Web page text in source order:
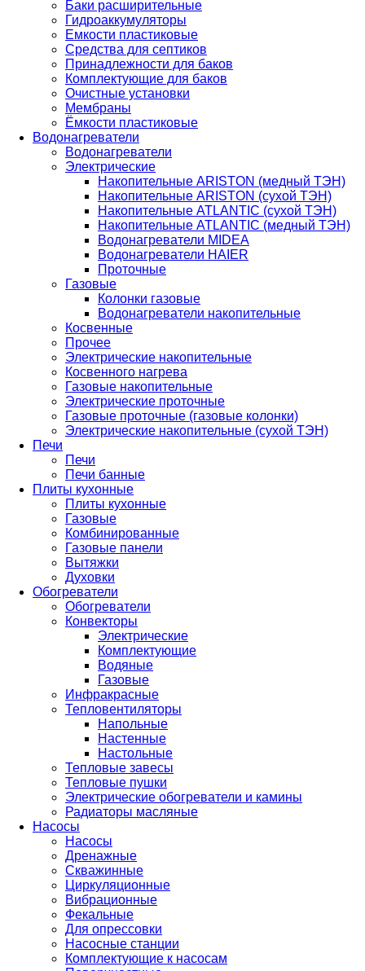
Баки расширительные
Гидроаккумуляторы
Емкости пластиковые
Средства для септиков
Принадлежности для баков
Комплектующие для баков
Очистные установки
Мембраны
Ёмкости пластиковые
Водонагреватели
Водонагреватели
Электрические
Накопительные ARISTON (медный ТЭН)
Накопительные ARISTON (сухой ТЭН)
Накопительные ATLANTIC (сухой ТЭН)
Накопительные ATLANTIC (медный ТЭН)
Водонагреватели MIDEA
Водонагреватели HAIER
Проточные
Газовые
Колонки газовые
Водонагреватели накопительные
Косвенные
Прочее
Электрические накопительные
Косвенного нагрева
Газовые накопительные
Электрические проточные
Газовые проточные (газовые колонки)
Электрические накопительные (сухой ТЭН)
Печи
Печи
Печи банные
Плиты кухонные
Плиты кухонные
Газовые
Комбинированные
Газовые панели
Вытяжки
Духовки
Обогреватели
Обогреватели
Конвекторы
Электрические
Комплектующие
Водяные
Газовые
Инфракрасные
Тепловентиляторы
Напольные
Настенные
Настольные
Тепловые завесы
Тепловые пушки
Электрические обогреватели и камины
Радиаторы масляные
Насосы
Насосы
Дренажные
Скважинные
Циркуляционные
Вибрационные
Фекальные
Для опрессовки
Насосные станции
Комплектующие к насосам